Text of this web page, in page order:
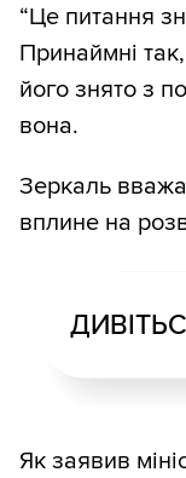
“Це питання
Принаймні
його знято з
вона.
Зеркаль
вплине на
Як заявив